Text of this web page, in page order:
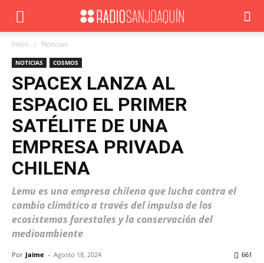
Inicio Noticias
NOTICIAS COSMOS
SPACEX LANZA AL
ESPACIO EL PRIMER
SATÉLITE DE UNA
EMPRESA PRIVADA
CHILENA
Lemu es una empresa chilena que lucha contra el
cambio climático a través del impulso de los
ecosistemas forestales y la conservación del
medioambiente
Por Jaime - Agosto 18, 2024 661